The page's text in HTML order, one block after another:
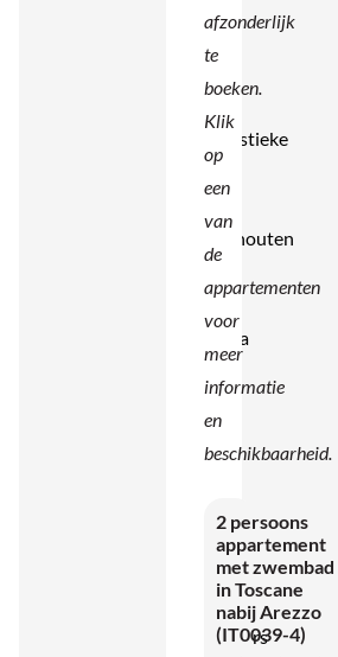
karakteristieke
details
kastanjehouten
terracotta
Het huis
biedt in
slaapkamers
afzonderlijk
te
boeken.
Klik
op
een
van
de
appartementen
voor
meer
informatie
en
beschikbaarheid.
2 persoons
appartement
met zwembad
in Toscane
nabij Arezzo
(IT0039-4)